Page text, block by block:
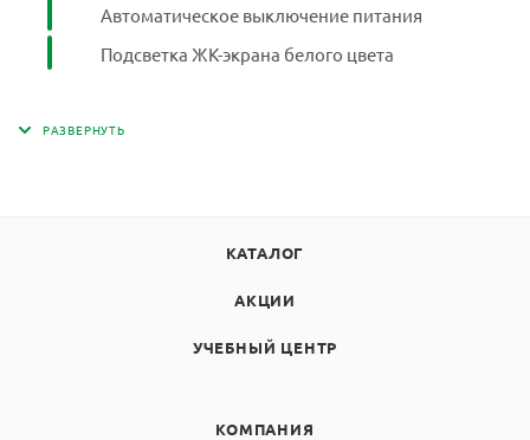
Автоматическое выключение питания
Подсветка ЖК-экрана белого цвета
КАТАЛОГ
АКЦИИ
УЧЕБНЫЙ ЦЕНТР
КОМПАНИЯ